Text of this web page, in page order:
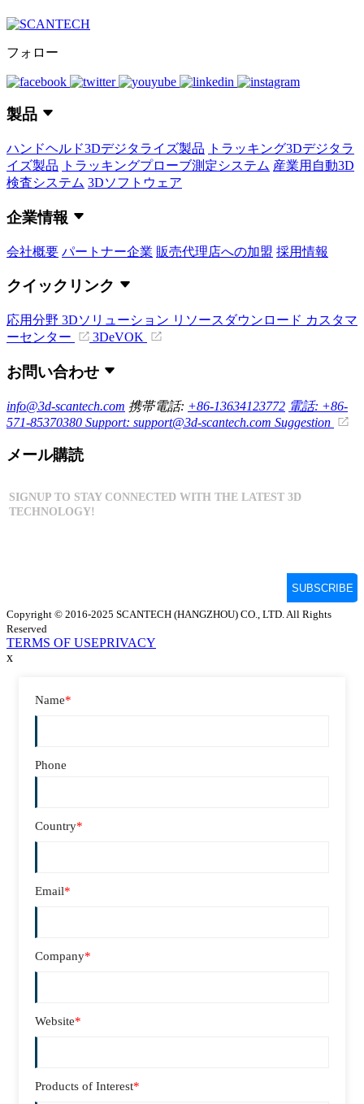
フォロー
製品
ハンドヘルド3Dデジタライズ製品
トラッキング3Dデジタラ
イズ製品
トラッキングプローブ測定システム 産業用自動3D
検査システム 3Dソフトウェア
企業情報
会社概要 パートナー企業 販売代理店への加盟 採用情報
クイックリンク
応用分野 3Dソリューション リソースダウンロード カスタマ
ーセンター
3DeVOK
お問い合わせ
info@3d-scantech.com 携帯電話: +86-13634123772 電話: +86-
571-85370380 Support: support@3d-scantech.com Suggestion
メール購読
Copyright © 2016-2025 SCANTECH (HANGZHOU) CO., LTD. All Rights
Reserved
TERMS OF USEPRIVACY
x
Name*
Phone
Country*
Email*
Company*
Website*
Products of Interest*